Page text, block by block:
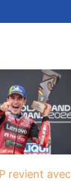
revient avec